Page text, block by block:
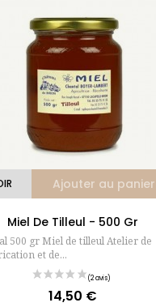
Ajouter au panier
Miel De Tilleul - 500 Gr
500 gr Miel de tilleul Atelier de
et de...
Prix
14,50 €